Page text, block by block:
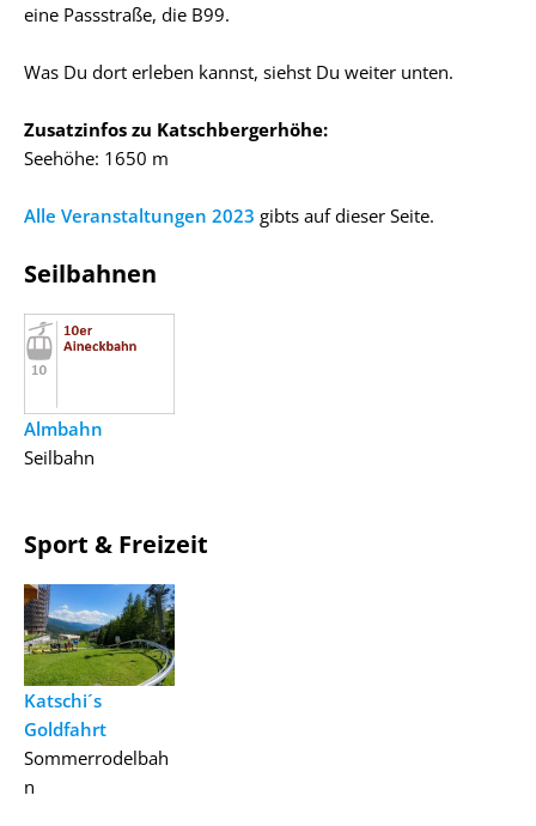
eine Passstraße, die B99.
Was Du dort erleben kannst, siehst Du weiter unten.
Zusatzinfos zu Katschbergerhöhe:
Seehöhe: 1650 m
Alle Veranstaltungen 2023 gibts auf dieser Seite.
Seilbahnen
Almbahn
Seilbahn
Sport & Freizeit
Katschi´s
Goldfahrt
Sommerrodelbah
n